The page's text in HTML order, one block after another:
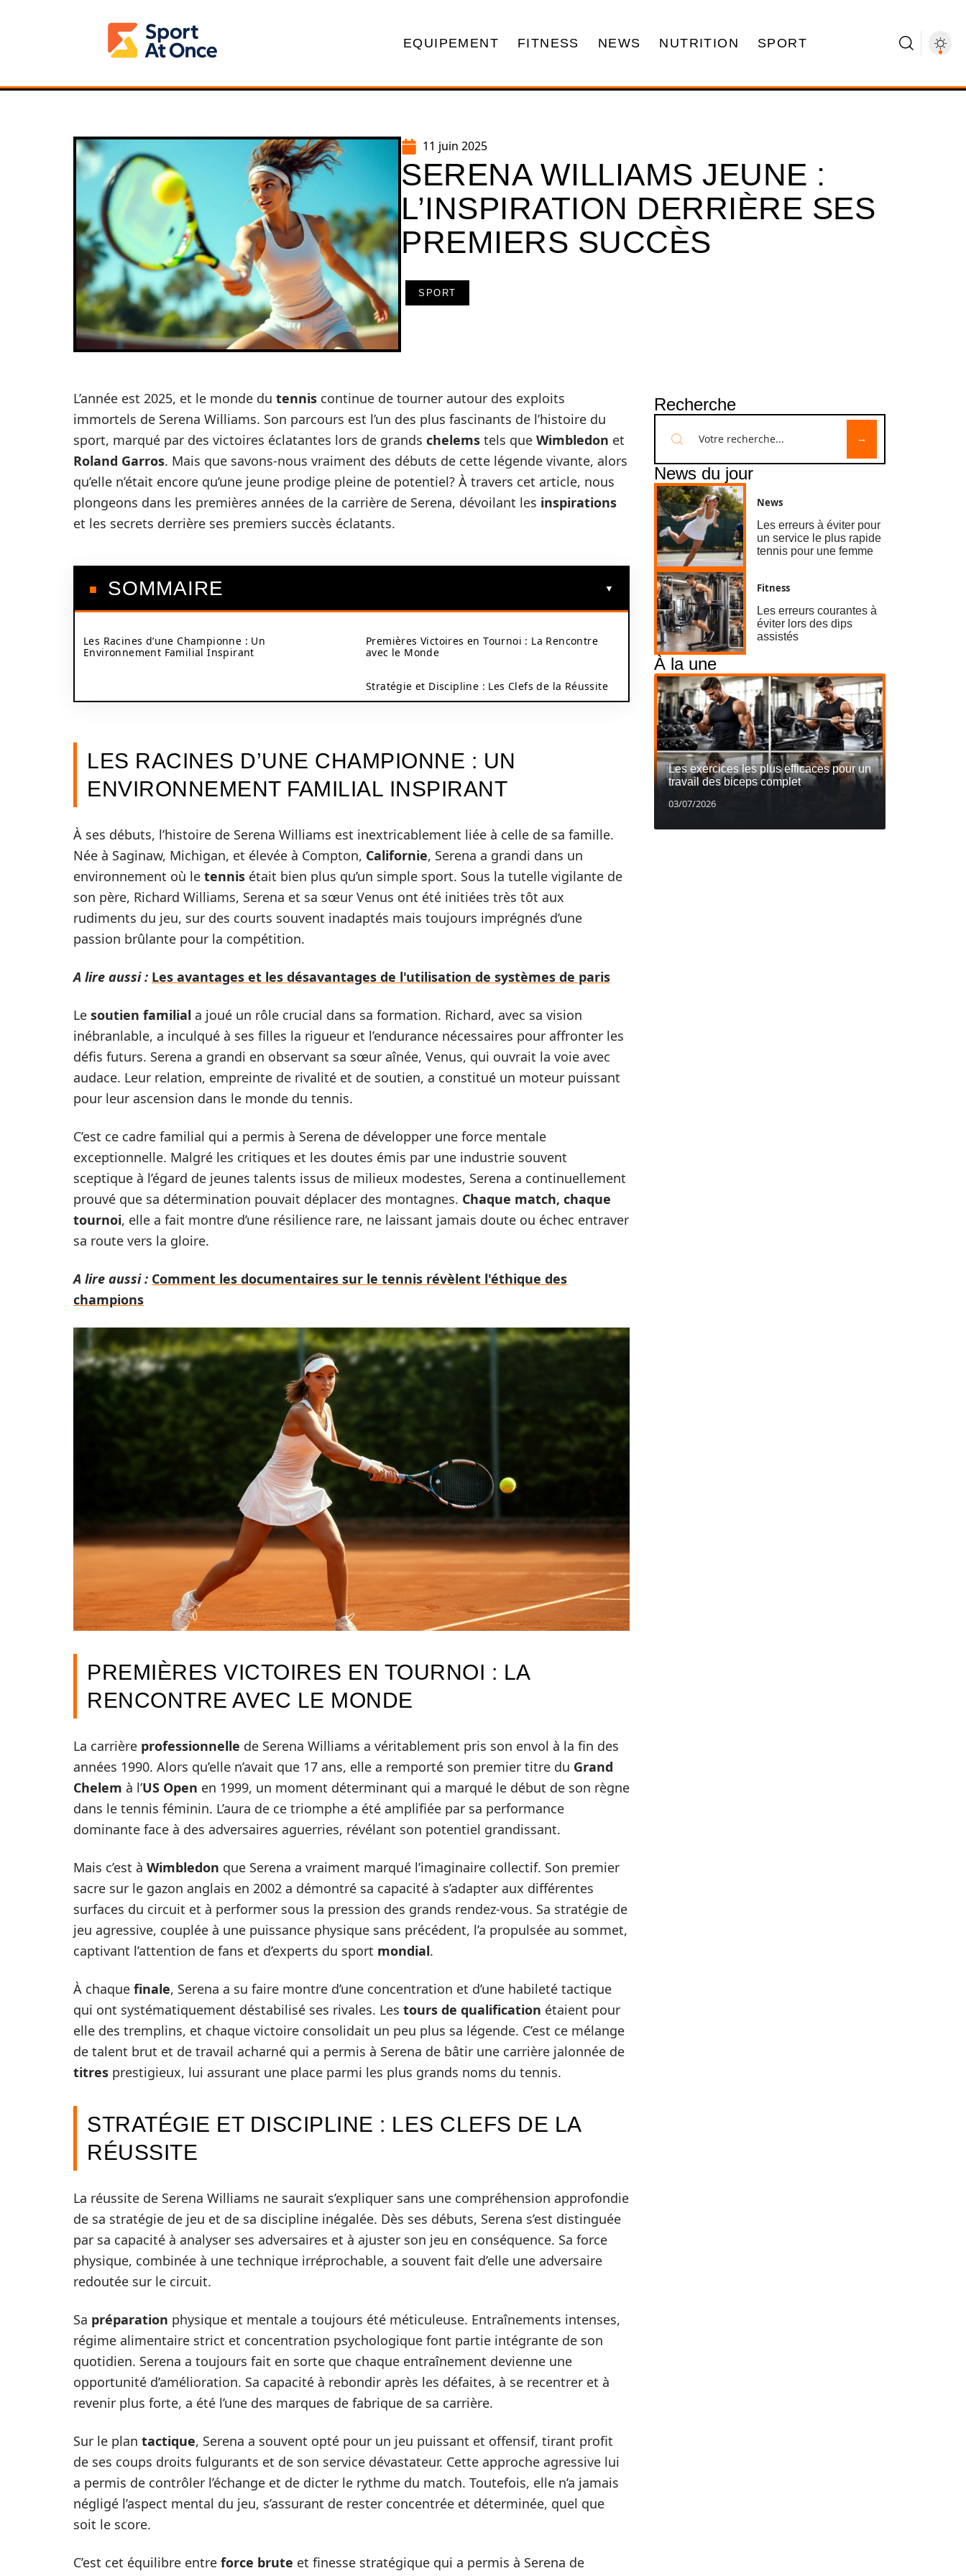
EQUIPEMENT FITNESS NEWS NUTRITION SPORT
11 juin 2025
SERENA WILLIAMS JEUNE :
L’INSPIRATION DERRIÈRE SES
PREMIERS SUCCÈS
SPORT
L’année est 2025, et le monde du tennis continue de tourner autour des exploits
immortels de Serena Williams. Son parcours est l’un des plus fascinants de l’histoire du
sport, marqué par des victoires éclatantes lors de grands chelems tels que Wimbledon et
Roland Garros. Mais que savons-nous vraiment des débuts de cette légende vivante, alors
qu’elle n’était encore qu’une jeune prodige pleine de potentiel? À travers cet article, nous
plongeons dans les premières années de la carrière de Serena, dévoilant les inspirations
et les secrets derrière ses premiers succès éclatants.
SOMMAIRE
Les Racines d’une Championne : Un
Environnement Familial Inspirant
Premières Victoires en Tournoi : La Rencontre
avec le Monde
Stratégie et Discipline : Les Clefs de la Réussite
LES RACINES D’UNE CHAMPIONNE : UN
ENVIRONNEMENT FAMILIAL INSPIRANT
À ses débuts, l’histoire de Serena Williams est inextricablement liée à celle de sa famille.
Née à Saginaw, Michigan, et élevée à Compton, Californie, Serena a grandi dans un
environnement où le tennis était bien plus qu’un simple sport. Sous la tutelle vigilante de
son père, Richard Williams, Serena et sa sœur Venus ont été initiées très tôt aux
rudiments du jeu, sur des courts souvent inadaptés mais toujours imprégnés d’une
passion brûlante pour la compétition.
A lire aussi : Les avantages et les désavantages de l'utilisation de systèmes de paris
Le soutien familial a joué un rôle crucial dans sa formation. Richard, avec sa vision
inébranlable, a inculqué à ses filles la rigueur et l’endurance nécessaires pour affronter les
défis futurs. Serena a grandi en observant sa sœur aînée, Venus, qui ouvrait la voie avec
audace. Leur relation, empreinte de rivalité et de soutien, a constitué un moteur puissant
pour leur ascension dans le monde du tennis.
C’est ce cadre familial qui a permis à Serena de développer une force mentale
exceptionnelle. Malgré les critiques et les doutes émis par une industrie souvent
sceptique à l’égard de jeunes talents issus de milieux modestes, Serena a continuellement
prouvé que sa détermination pouvait déplacer des montagnes. Chaque match, chaque
tournoi, elle a fait montre d’une résilience rare, ne laissant jamais doute ou échec entraver
sa route vers la gloire.
A lire aussi : Comment les documentaires sur le tennis révèlent l'éthique des
champions
PREMIÈRES VICTOIRES EN TOURNOI : LA
RENCONTRE AVEC LE MONDE
La carrière professionnelle de Serena Williams a véritablement pris son envol à la fin des
années 1990. Alors qu’elle n’avait que 17 ans, elle a remporté son premier titre du Grand
Chelem à l’US Open en 1999, un moment déterminant qui a marqué le début de son règne
dans le tennis féminin. L’aura de ce triomphe a été amplifiée par sa performance
dominante face à des adversaires aguerries, révélant son potentiel grandissant.
Mais c’est à Wimbledon que Serena a vraiment marqué l’imaginaire collectif. Son premier
sacre sur le gazon anglais en 2002 a démontré sa capacité à s’adapter aux différentes
surfaces du circuit et à performer sous la pression des grands rendez-vous. Sa stratégie de
jeu agressive, couplée à une puissance physique sans précédent, l’a propulsée au sommet,
captivant l’attention de fans et d’experts du sport mondial.
À chaque finale, Serena a su faire montre d’une concentration et d’une habileté tactique
qui ont systématiquement déstabilisé ses rivales. Les tours de qualification étaient pour
elle des tremplins, et chaque victoire consolidait un peu plus sa légende. C’est ce mélange
de talent brut et de travail acharné qui a permis à Serena de bâtir une carrière jalonnée de
titres prestigieux, lui assurant une place parmi les plus grands noms du tennis.
STRATÉGIE ET DISCIPLINE : LES CLEFS DE LA
RÉUSSITE
La réussite de Serena Williams ne saurait s’expliquer sans une compréhension approfondie
de sa stratégie de jeu et de sa discipline inégalée. Dès ses débuts, Serena s’est distinguée
par sa capacité à analyser ses adversaires et à ajuster son jeu en conséquence. Sa force
physique, combinée à une technique irréprochable, a souvent fait d’elle une adversaire
redoutée sur le circuit.
Sa préparation physique et mentale a toujours été méticuleuse. Entraînements intenses,
régime alimentaire strict et concentration psychologique font partie intégrante de son
quotidien. Serena a toujours fait en sorte que chaque entraînement devienne une
opportunité d’amélioration. Sa capacité à rebondir après les défaites, à se recentrer et à
revenir plus forte, a été l’une des marques de fabrique de sa carrière.
Sur le plan tactique, Serena a souvent opté pour un jeu puissant et offensif, tirant profit
de ses coups droits fulgurants et de son service dévastateur. Cette approche agressive lui
a permis de contrôler l’échange et de dicter le rythme du match. Toutefois, elle n’a jamais
négligé l’aspect mental du jeu, s’assurant de rester concentrée et déterminée, quel que
soit le score.
C’est cet équilibre entre force brute et finesse stratégique qui a permis à Serena de
Recherche
News du jour
News
Les erreurs à éviter pour
un service le plus rapide
tennis pour une femme
Fitness
Les erreurs courantes à
éviter lors des dips
assistés
À la une
Les exercices les plus efficaces pour un
travail des biceps complet
03/07/2026